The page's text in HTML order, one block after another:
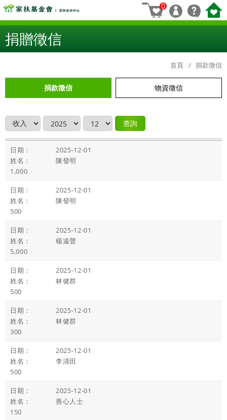
0
捐贈徵信
首頁 捐款徵信
捐款徵信 物資徵信
查詢
2025-12-01
陳發明
1,000
2025-12-01
陳發明
500
2025-12-01
楊遠聲
5,000
2025-12-01
林健群
500
2025-12-01
林健群
300
2025-12-01
李清田
500
2025-12-01
善心人士
150